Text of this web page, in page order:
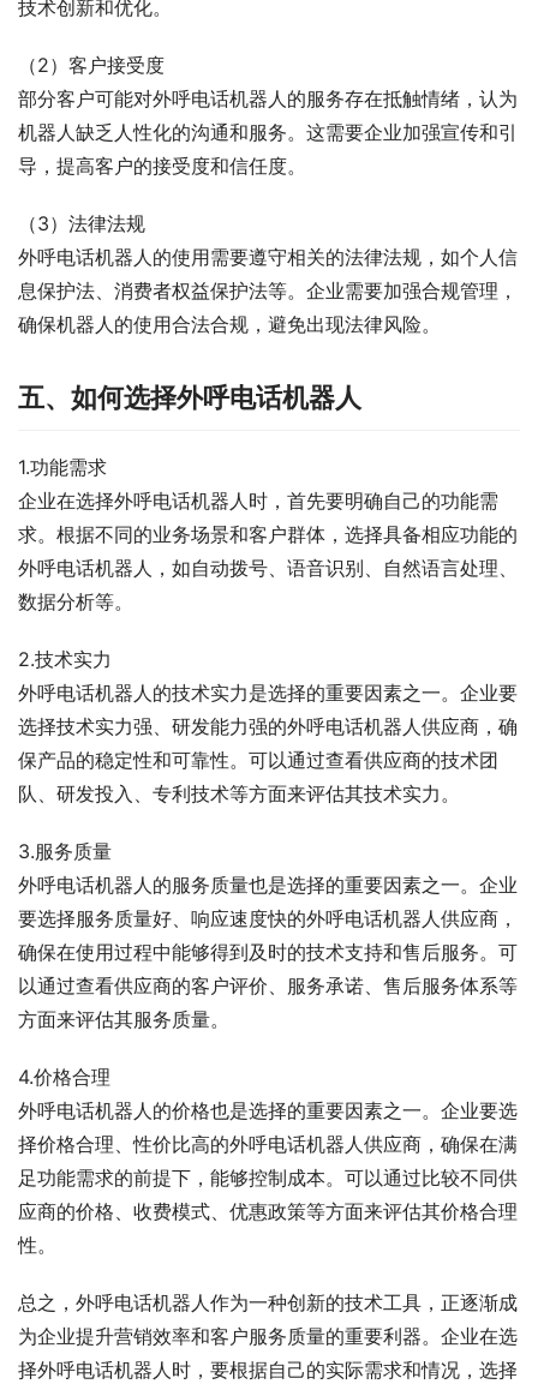
技术创新和优化。
（2）客户接受度
部分客户可能对外呼电话机器人的服务存在抵触情绪，认为
机器人缺乏人性化的沟通和服务。这需要企业加强宣传和引
导，提高客户的接受度和信任度。
（3）法律法规
外呼电话机器人的使用需要遵守相关的法律法规，如个人信
息保护法、消费者权益保护法等。企业需要加强合规管理，
确保机器人的使用合法合规，避免出现法律风险。
五、如何选择外呼电话机器人
1.功能需求
企业在选择外呼电话机器人时，首先要明确自己的功能需
求。根据不同的业务场景和客户群体，选择具备相应功能的
外呼电话机器人，如自动拨号、语音识别、自然语言处理、
数据分析等。
2.技术实力
外呼电话机器人的技术实力是选择的重要因素之一。企业要
选择技术实力强、研发能力强的外呼电话机器人供应商，确
保产品的稳定性和可靠性。可以通过查看供应商的技术团
队、研发投入、专利技术等方面来评估其技术实力。
3.服务质量
外呼电话机器人的服务质量也是选择的重要因素之一。企业
要选择服务质量好、响应速度快的外呼电话机器人供应商，
确保在使用过程中能够得到及时的技术支持和售后服务。可
以通过查看供应商的客户评价、服务承诺、售后服务体系等
方面来评估其服务质量。
4.价格合理
外呼电话机器人的价格也是选择的重要因素之一。企业要选
择价格合理、性价比高的外呼电话机器人供应商，确保在满
足功能需求的前提下，能够控制成本。可以通过比较不同供
应商的价格、收费模式、优惠政策等方面来评估其价格合理
性。
总之，外呼电话机器人作为一种创新的技术工具，正逐渐成
为企业提升营销效率和客户服务质量的重要利器。企业在选
择外呼电话机器人时，要根据自己的实际需求和情况，选择